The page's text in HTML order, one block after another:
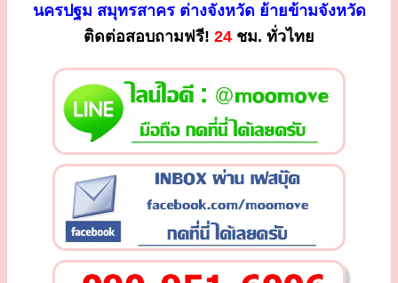
นครปฐม สมุทรสาคร ต่างจังหวัด ย้ายข้ามจังหวัด
ติดต่อสอบถามฟรี! 24 ชม. ทั่วไทย